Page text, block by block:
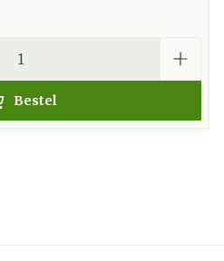
Bestel